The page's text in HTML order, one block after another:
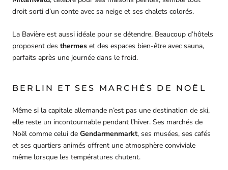
droit sorti d’un conte avec sa neige et ses chalets colorés.
La Bavière est aussi idéale pour se détendre. Beaucoup d’hôtels
proposent des thermes et des espaces bien-être avec sauna,
parfaits après une journée dans le froid.
BERLIN ET SES MARCHÉS DE NOËL
Même si la capitale allemande n’est pas une destination de ski,
elle reste un incontournable pendant l’hiver. Ses marchés de
Noël comme celui de Gendarmenmarkt, ses musées, ses cafés
et ses quartiers animés offrent une atmosphère conviviale
même lorsque les températures chutent.